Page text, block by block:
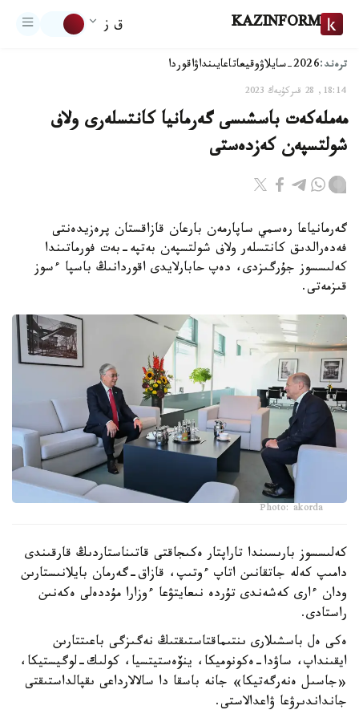
KAZINFORM ق ز
ترەند:2026-سايلاۋ وقيعاتاعايىنداۋاقوردا
18:14, 28 قىركۇيەك 2023
مەملەكەت باسشىسى گەرمانيا كانتسلەرى ولاف
شولتسپەن كەزدەستى
گەرمانياعا رەسمي ساپارمەن بارعان قازاقستان پرەزيدەنتى
فەدەرالدىق كانتسلەر ولاف شولتسپەن بەتپە-بەت فورماتىندا
كەلىسسوز جۇرگىزدى، دەپ حابارلايدى اقوردانىڭ باسپا ءسوز
قىزمەتى.
Photo: akorda
كەلىسسوز بارىسىندا تاراپتار ەكىجاقتى قاتىناستاردىڭ قارقىندى
دامىپ كەلە جاتقانىن اتاپ ءوتىپ، قازاق-گەرمان بايلانىستارىن
ودان ءارى كەشەندى تۇردە نىعايتۋعا ءوزارا مۇددەلى ەكەنىن
راستادى.
ەكى ەل باسشىلارى ىنتىماقتاستىقتىڭ نەگىزگى باعىتتارىن
ايقىنداپ، ساۋدا-ەكونوميكا، ينۆەستيتسيا، كولىك-لوگيستيكا،
«جاسىل ەنەرگەتيكا» جانە باسقا دا سالالارداعى ىقپالداستىقتى
جانداندىرۋعا ۋاعدالاستى.